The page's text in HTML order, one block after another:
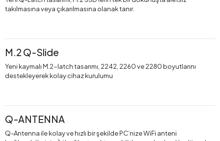
takılmasına veya çıkarılmasına olanak tanır.
M.2 Q-Slide
Yeni kaymalı M.2-latch tasarımı, 2242, 2260 ve 2280 boyutlarını
destekleyerek kolay cihaz kurulumu
Q-ANTENNA
Q-Antenna ile kolay ve hızlı bir şekilde PC’nize WiFi anteni